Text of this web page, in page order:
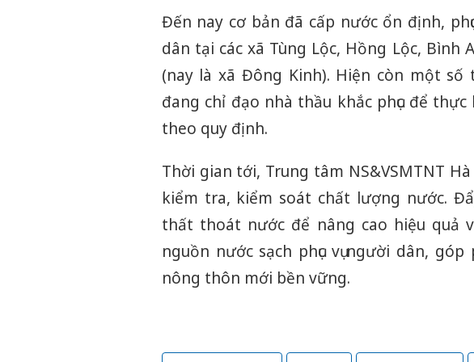
Đến nay cơ bản đã cấp nước ổn định,
dân tại các xã Tùng Lộc, Hồng Lộc, Bình
(nay là xã Đông Kinh). Hiện còn một
đang chỉ đạo nhà thầu khắc phục để
theo quy định.
Thời gian tới, Trung tâm NS&VSMTNT
kiểm tra, kiểm soát chất lượng nước.
thất thoát nước để nâng cao hiệu quả
nguồn nước sạch phục vụ người dân,
nông thôn mới bền vững.